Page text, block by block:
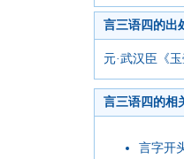
言三语四的出
元·武汉臣《
言三语四的相
言字开